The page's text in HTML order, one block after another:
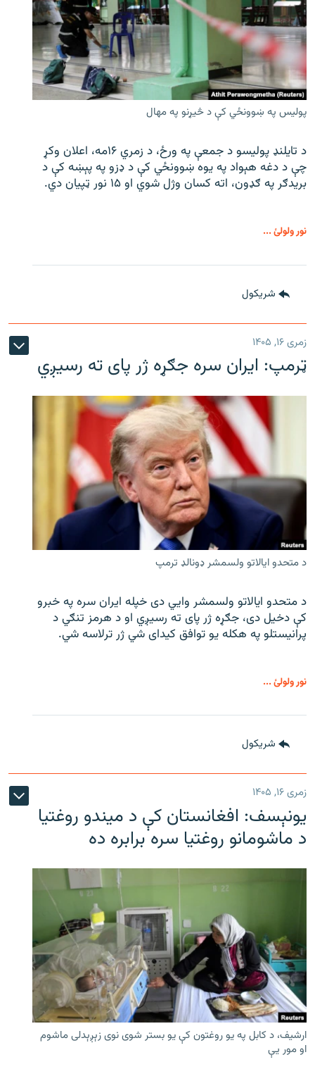
پولیس په ښوونځي کې د څیړنو په مهال
د تایلنډ پولیسو د جمعې په ورځ، د زمري ۱۶مه، اعلان وکړ
چې د دغه هېواد په یوه ښوونځي کې د ډزو په پېښه کې د
بریدګر په ګډون، اته کسان وژل شوي او ۱۵ نور ټپیان دي.
نور ولولئ ...
شريکول
زمری ۱۶, ۱۴۰۵
ټرمپ: ایران سره جګړه ژر پای ته رسیږي
د متحدو ایالاتو ولسمشر ډونالډ ترمپ
د متحدو ایالاتو ولسمشر وايي دی خپله ایران سره په خبرو
کې دخیل دی، جګړه ژر پای ته رسیږي او د هرمز تنګي د
پرانیستلو په هکله یو توافق کیدای شي ژر ترلاسه شي.
نور ولولئ ...
شريکول
زمری ۱۶, ۱۴۰۵
یونېسف: افغانستان کې د میندو روغتیا
د ماشومانو روغتیا سره برابره ده
ارشیف، د کابل په یو روغتون کې یو بستر شوی نوی زېږېدلی ماشوم
او مور یې